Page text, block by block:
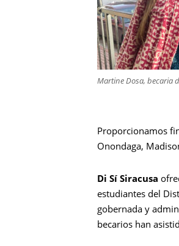
Martine Dosa, becaria
Proporcionamos
Onondaga,
Di Sí Siracusa
estudiantes del
gobernada y
becarios han